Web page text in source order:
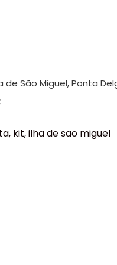
São Miguel, Ponta